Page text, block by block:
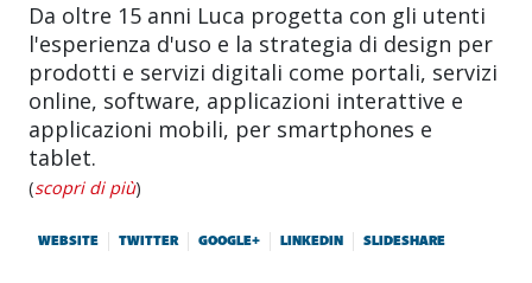
Da oltre 15 anni Luca progetta con gli utenti
l'esperienza d'uso e la strategia di design per
prodotti e servizi digitali come portali, servizi
online, software, applicazioni interattive e
applicazioni mobili, per smartphones e
tablet.
(scopri di più)
WEBSITE TWITTER GOOGLE+ LINKEDIN SLIDESHARE